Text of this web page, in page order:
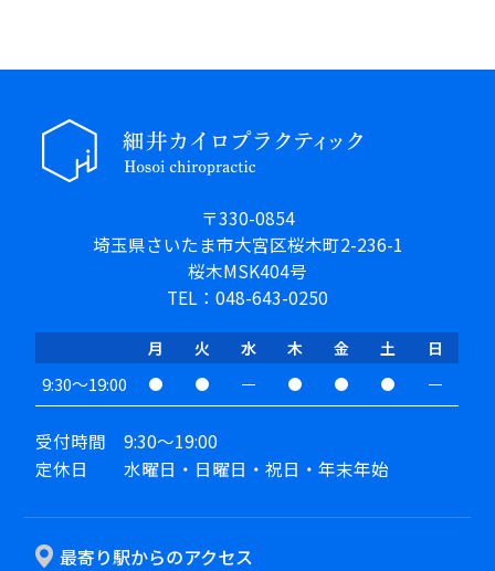
〒330-0854
埼玉県さいたま市大宮区桜木町2-236-1
桜木MSK404号
TEL：048-643-0250
月 火 水 木 金 土 日
9:30～19:00
受付時間 9:30～19:00
定休日 水曜日・日曜日・祝日・年末年始
最寄り駅からのアクセス